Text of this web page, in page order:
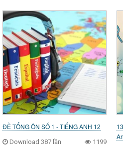
ĐỀ TỔNG ÔN SỐ 1 - TIẾNG ANH 12
Download 387 lần 1199